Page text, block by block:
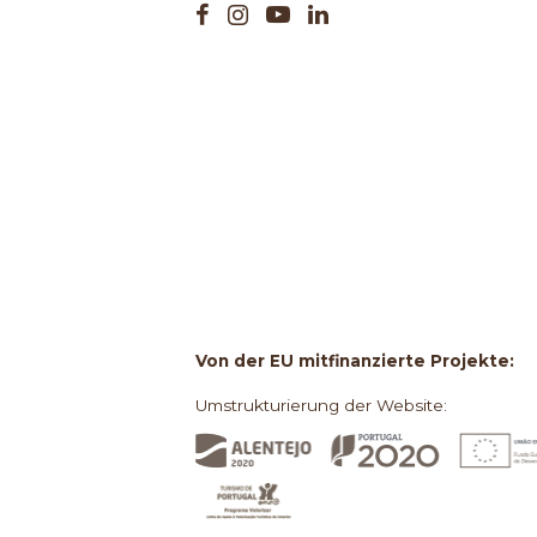
Von der EU mitfinanzierte Projekte:
Umstrukturierung der Website: